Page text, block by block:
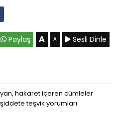
Paylaş A A Sesli Dinle
hakaret içeren cümleler
teşvik yorumları